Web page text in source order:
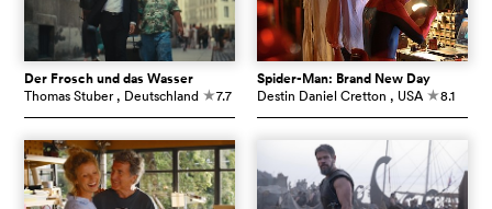
Der Frosch und das Wasser
Thomas Stuber , Deutschland c7.7
Spider-Man: Brand New Day
Destin Daniel Cretton , USA c8.1